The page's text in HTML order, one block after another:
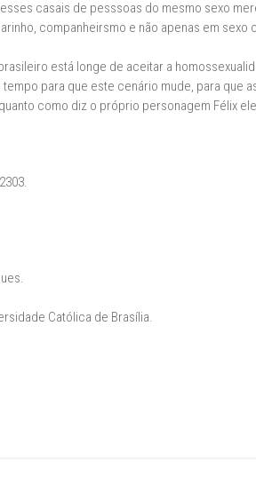
casais de pesssoas do mesmo sexo
companheirsmo e não apenas em
está longe de aceitar a
para que este cenário mude, para que
como diz o próprio personagem Félix
Católica de Brasília.